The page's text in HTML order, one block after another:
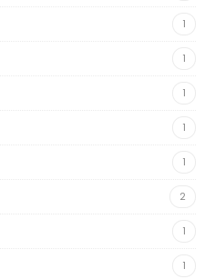
1
1
1
1
1
2
1
1